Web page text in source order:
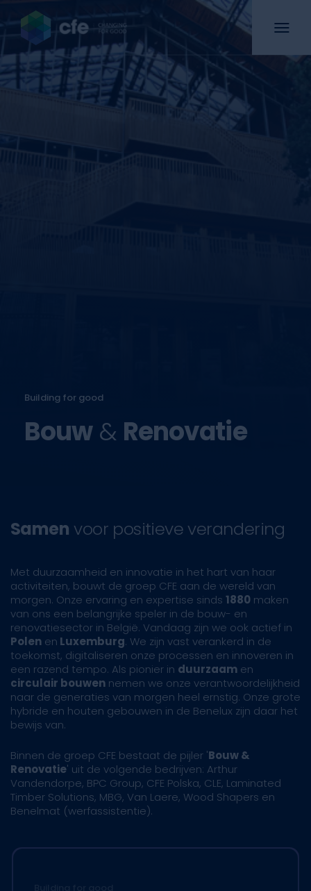
Building for good
Bouw& Renovatie
Samen voor positieve verandering
Met duurzaamheid en innovatie in het hart van haar
activiteiten, bouwt de groep CFE aan de wereld van
morgen. Onze ervaring en expertise sinds 1880 maken
van ons een belangrijke speler in de bouw- en
renovatiesector in België. Vandaag zijn we ook actief in
Polen en Luxemburg. We zijn vast verankerd in de
toekomst, digitaliseren onze processen en innoveren in
een razend tempo. Als pionier in duurzaam en
circulair bouwen nemen we onze verantwoordelijkheid
naar de generaties van morgen heel ernstig. Onze grote
hybride en houten gebouwen in de Benelux zijn daar het
bewijs van.
Binnen de groep CFE bestaat de pijler 'Bouw &
Renovatie' uit de volgende bedrijven: Arthur
Vandendorpe, BPC Group, CFE Polska, CLE, Laminated
Timber Solutions, MBG, Van Laere, Wood Shapers en
Benelmat (werfassistentie).